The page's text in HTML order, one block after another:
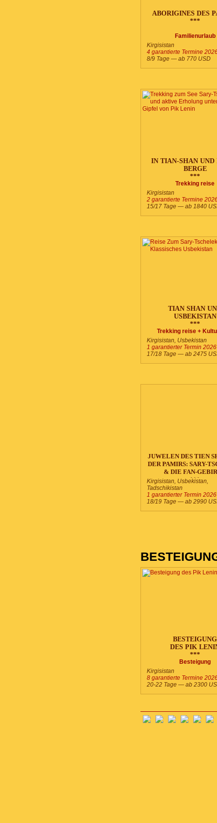
ABORIGINES DES
***
Familienurlaub
Kirgisistan
4 garantierte Termine
8/9 Tage — ab 770 USD
IN TIAN-SHAN UND
BERGE
***
Trekking reise
Kirgisistan
2 garantierte Termine
15/17 Tage — ab 1840
TIAN SHAN
USBEKISTAN
***
Trekking reise +
Kirgisistan, Usbekistan
1 garantierter Termin 2026
17/18 Tage — ab 2475
JUWELEN DES TIEN
DER PAMIRS: SARY-
& DIE FAN-
***
Kirgisistan, Usbekistan,
Tadschikistan
1 garantierter Termin 2026
18/19 Tage — ab 2990
BESTEIGUNG
DES PIK
***
Besteigung
Kirgisistan
8 garantierte Termine
20-22 Tage — ab 2300